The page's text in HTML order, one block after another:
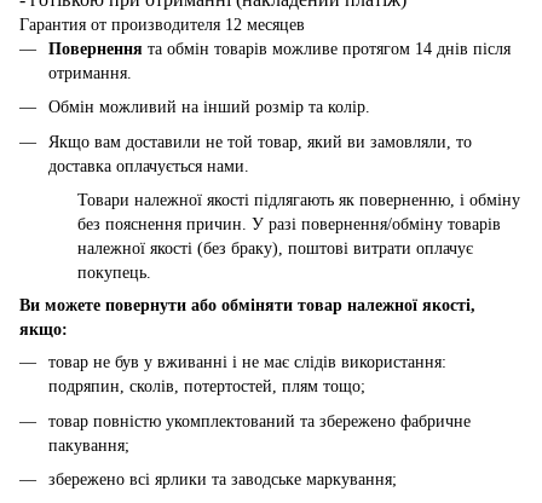
Гарантия от производителя 12 месяцев
Повернення та обмін товарів можливе протягом 14 днів після
отримання.
Обмін можливий на інший розмір та колір.
Якщо вам доставили не той товар, який ви замовляли, то
доставка оплачується нами.
Товари належної якості підлягають як поверненню, і обміну
без пояснення причин. У разі повернення/обміну товарів
належної якості (без браку), поштові витрати оплачує
покупець.
Ви можете повернути або обміняти товар належної якості,
якщо:
товар не був у вживанні і не має слідів використання:
подряпин, сколів, потертостей, плям тощо;
товар повністю укомплектований та збережено фабричне
пакування;
збережено всі ярлики та заводське маркування;